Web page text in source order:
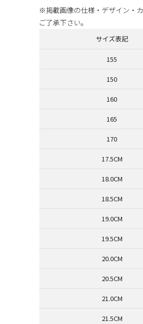
※掲載画像の仕様・デザイン・
ご了承下さい。
サイズ表記
155
150
160
165
170
17.5CM
18.0CM
18.5CM
19.0CM
19.5CM
20.0CM
20.5CM
21.0CM
21.5CM